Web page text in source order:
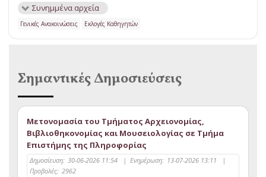
Συνημμένα αρχεία
Γενικές Ανακοινώσεις Εκλογές Καθηγητών
Σημαντικές Δημοσιεύσεις
Μετονομασία του Τμήματος Αρχειονομίας,
Βιβλιοθηκονομίας και Μουσειολογίας σε Τμήμα
Επιστήμης της Πληροφορίας
Δημοσίευση: 30-06-2026 11:54 | Ενημέρωση: 13-07-2026 13:11
|
Προβολές: 2962